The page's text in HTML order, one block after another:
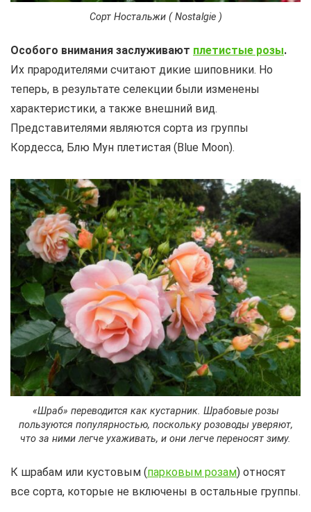
Сорт Ностальжи ( Nostalgie )
Особого внимания заслуживают плетистые розы.
Их прародителями считают дикие шиповники. Но
теперь, в результате селекции были изменены
характеристики, а также внешний вид.
Представителями являются сорта из группы
Кордесса, Блю Мун плетистая (Blue Moon).
«Шраб» переводится как кустарник. Шрабовые розы
пользуются популярностью, поскольку розоводы уверяют,
что за ними легче ухаживать, и они легче переносят зиму.
К шрабам или кустовым (парковым розам) относят
все сорта, которые не включены в остальные группы.